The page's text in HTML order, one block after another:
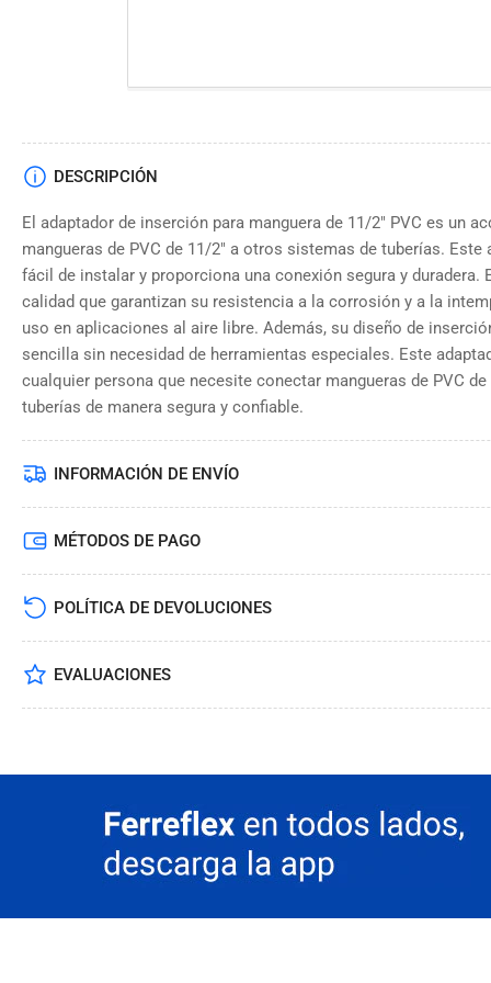
DESCRIPCIÓN
El adaptador de inserción para manguera de 11/2" PVC es un
mangueras de PVC de 11/2" a otros sistemas de tuberías. Este
fácil de instalar y proporciona una conexión segura y duradera.
calidad que garantizan su resistencia a la corrosión y a la
uso en aplicaciones al aire libre. Además, su diseño de
sencilla sin necesidad de herramientas especiales. Este
cualquier persona que necesite conectar mangueras de PVC
tuberías de manera segura y confiable.
INFORMACIÓN DE ENVÍO
MÉTODOS DE PAGO
POLÍTICA DE DEVOLUCIONES
EVALUACIONES